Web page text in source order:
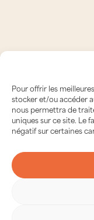
Pour offrir les
stocker et/ou accéder
nous permettra de
uniques sur ce site. Le
négatif sur certaines